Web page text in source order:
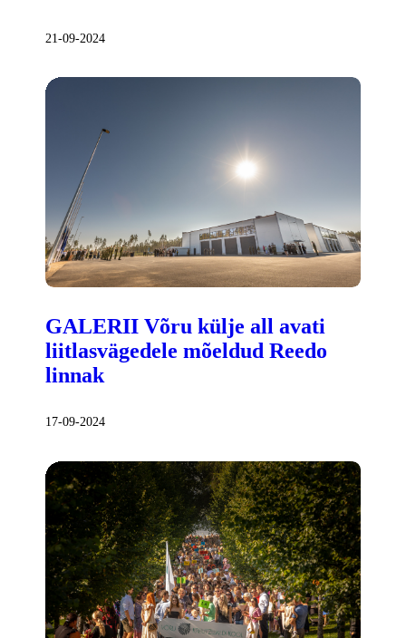
21-09-2024
GALERII Võru külje all avati
liitlasvägedele mõeldud Reedo
linnak
17-09-2024